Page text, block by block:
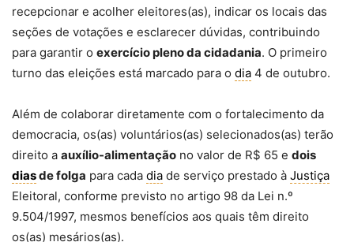
recepcionar e acolher eleitores(as), indicar os locais das
seções de votações e esclarecer dúvidas, contribuindo
para garantir o exercício pleno da cidadania. O primeiro
turno das eleições está marcado para o dia 4 de outubro.
Além de colaborar diretamente com o fortalecimento da
democracia, os(as) voluntários(as) selecionados(as) terão
direito a auxílio-alimentação no valor de R$ 65 e dois
diasde folga para cada dia de serviço prestado à Justiça
Eleitoral, conforme previsto no artigo 98 da Lei n.º
9.504/1997, mesmos benefícios aos quais têm direito
os(as) mesários(as).